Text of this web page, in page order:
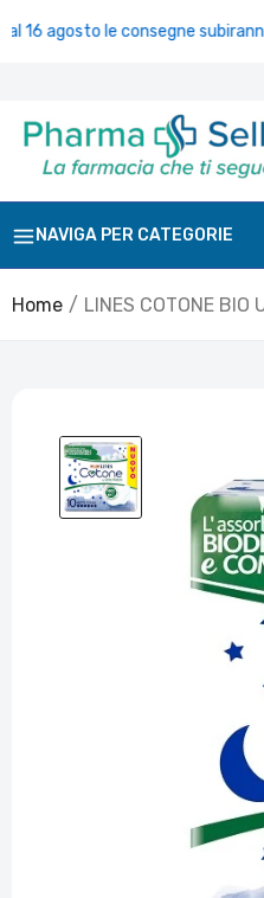
agosto le consegne subiranno dei
NAVIGA PER CATEGORIE
Home LINES COTONE BIO